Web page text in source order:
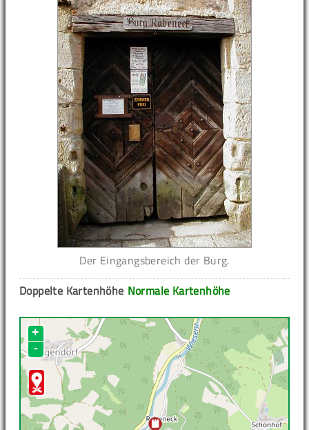
Der Eingangsbereich der Burg.
Normale Kartenhöhe
Doppelte Kartenhöhe
+
-